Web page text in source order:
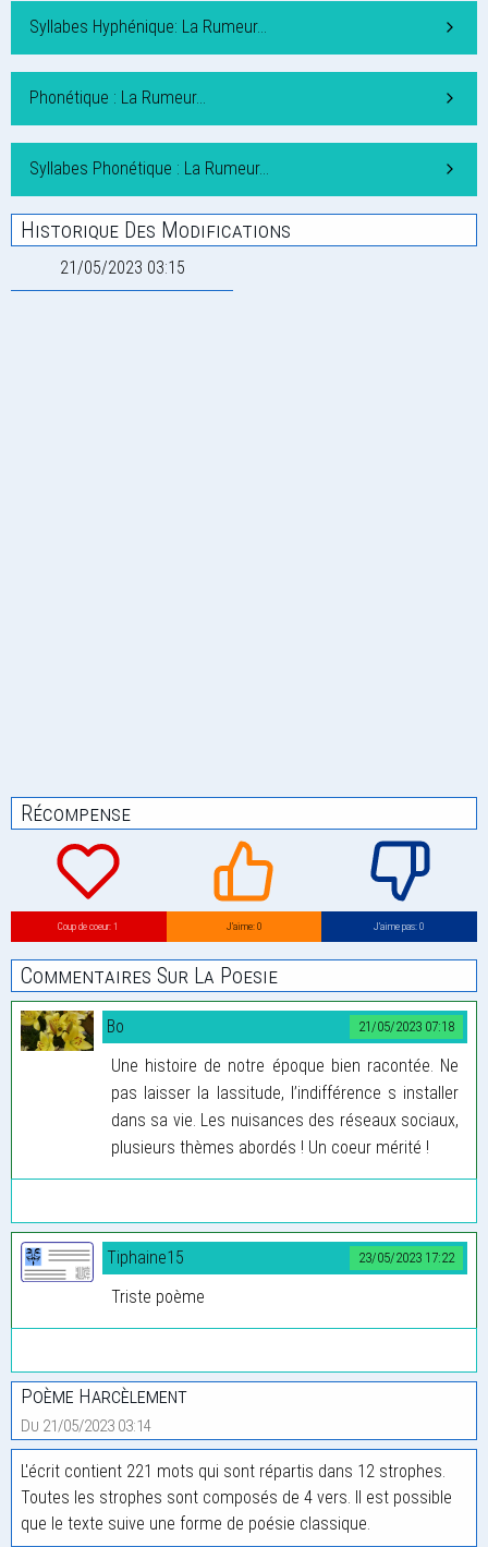
Syllabes Hyphénique: La Rumeur…
Phonétique : La Rumeur…
Syllabes Phonétique : La Rumeur…
Historique Des Modifications
21/05/2023 03:15
Récompense
Coup de coeur: 1 J’aime: 0 J’aime pas: 0
Commentaires Sur La Poesie
21/05/2023 07:18
Bo
Une histoire de notre époque bien racontée. Ne
pas laisser la lassitude, l’indifférence s installer
dans sa vie. Les nuisances des réseaux sociaux,
plusieurs thèmes abordés ! Un coeur mérité !
23/05/2023 17:22
Tiphaine15
Triste poème
Poème Harcèlement
Du 21/05/2023 03:14
L'écrit contient 221 mots qui sont répartis dans 12 strophes.
Toutes les strophes sont composés de 4 vers. Il est possible
que le texte suive une forme de poésie classique.